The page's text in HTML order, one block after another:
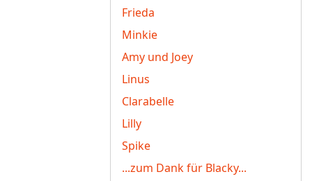
Frieda
Minkie
Amy und Joey
Linus
Clarabelle
Lilly
Spike
...zum Dank für Blacky...